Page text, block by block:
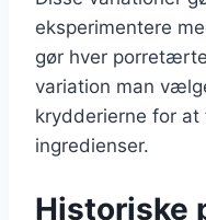
eksperimentere
gør hver
variation man
krydderierne for
ingredienser.
Historiske